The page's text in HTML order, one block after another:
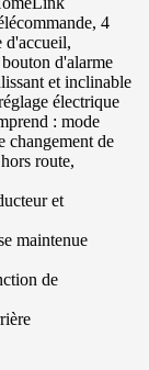
4
d'accueil,
d'alarme
et inclinable
électrique
: mode
changement de
route,
et
maintenue
de